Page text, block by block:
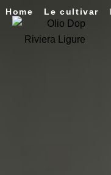
Home Le cultivar